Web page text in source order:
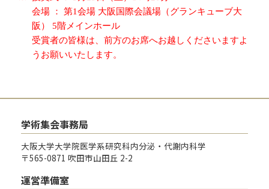
会場 ： 第1会場 大阪国際会議場（グランキューブ大
阪） 5階メインホール
受賞者の皆様は、前方のお席へお越しくださいますよ
うお願いいたします。
学術集会事務局
大阪大学大学院医学系研究科内分泌・代謝内科学
〒565-0871 吹田市山田丘 2-2
運営準備室